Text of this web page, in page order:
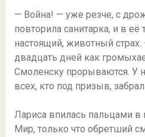
— Война! — уже резче, с
повторила санитарка, и в её
настоящий, животный
двадцать дней как
Смоленску прорываются. У
всех, кто под призыв,
Лариса впилась пальцами в
Мир, только что обретший